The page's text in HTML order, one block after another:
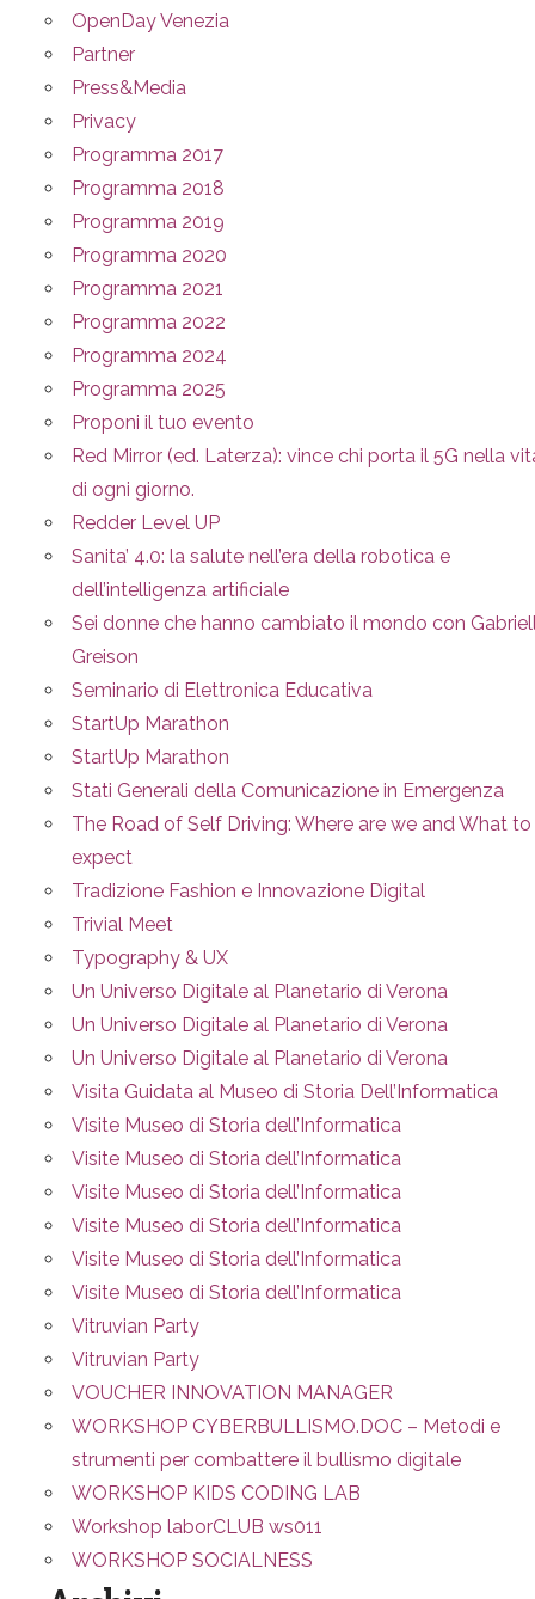
OpenDay Venezia
Partner
Press&Media
Privacy
Programma 2017
Programma 2018
Programma 2019
Programma 2020
Programma 2021
Programma 2022
Programma 2024
Programma 2025
Proponi il tuo evento
Red Mirror (ed. Laterza): vince chi porta il 5G nella
di ogni giorno.
Redder Level UP
Sanita’ 4.0: la salute nell’era della robotica e
dell’intelligenza artificiale
Sei donne che hanno cambiato il mondo con
Greison
Seminario di Elettronica Educativa
StartUp Marathon
StartUp Marathon
Stati Generali della Comunicazione in Emergenza
The Road of Self Driving: Where are we and What to
expect
Tradizione Fashion e Innovazione Digital
Trivial Meet
Typography & UX
Un Universo Digitale al Planetario di Verona
Un Universo Digitale al Planetario di Verona
Un Universo Digitale al Planetario di Verona
Visita Guidata al Museo di Storia Dell’Informatica
Visite Museo di Storia dell’Informatica
Visite Museo di Storia dell’Informatica
Visite Museo di Storia dell’Informatica
Visite Museo di Storia dell’Informatica
Visite Museo di Storia dell’Informatica
Visite Museo di Storia dell’Informatica
Vitruvian Party
Vitruvian Party
VOUCHER INNOVATION MANAGER
WORKSHOP CYBERBULLISMO.DOC – Metodi e
strumenti per combattere il bullismo digitale
WORKSHOP KIDS CODING LAB
Workshop laborCLUB ws011
WORKSHOP SOCIALNESS